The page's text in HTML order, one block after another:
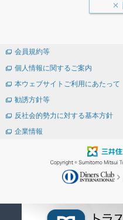
会員規約等
個人情報に関するご案内
本ウェブサイトご利用にあたって
勧誘方針等
反社会的勢力に対する基本方針
企業情報